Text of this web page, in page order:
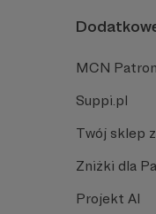
MCN
Suppi.pl
Twój sklep
Zniżki dla
Projekt AI